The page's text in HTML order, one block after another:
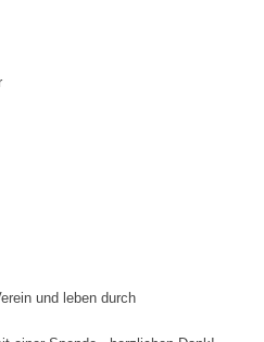
und leben durch